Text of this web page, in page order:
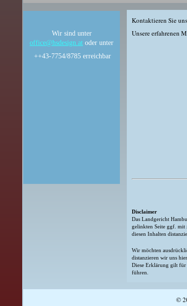
Wir sind unter
office@hsdesign.at oder unter
++43-7754/8785 erreichbar
Kontaktieren Sie
Unsere erfahrenen
Disclaimer
Das Landgericht
gelinkten Seite ggf. mit
diesen Inhalten
Wir möchten
distanzieren wir uns
Diese Erklärung gilt für
führen.
©